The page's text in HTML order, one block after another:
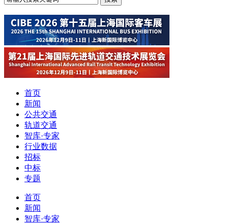
首页
新闻
公共交通
轨道交通
智库·专家
行业数据
招标
中标
专题
首页
新闻
智库·专家